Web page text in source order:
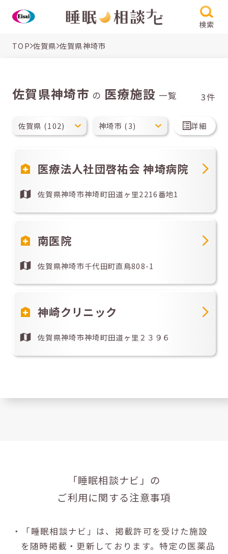
検索
TOP 佐賀県 佐賀県神埼市
佐賀県神埼市 の 医療施設 一覧 3件
詳細
医療法人社団啓祐会 神埼病院
佐賀県神埼市神埼町田道ヶ里2216番地1
南医院
佐賀県神埼市千代田町直鳥808-1
神崎クリニック
佐賀県神埼市神埼町田道ヶ里２３９６
「睡眠相談ナビ」の
ご利用に関する注意事項
・「睡眠相談ナビ」は、掲載許可を受けた施設
を随時掲載・更新しております。特定の医薬品